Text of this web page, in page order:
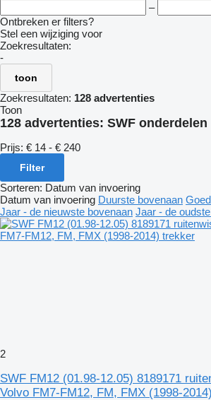
–
Ontbreken er filters?
Stel een wijziging voor
Zoekresultaten:
-
toon
Zoekresultaten: 128 advertenties
Toon
128 advertenties: SWF onderdelen
Prijs: € 14 - € 240
Filter
Sorteren: Datum van invoering
Datum van invoering Duurste bovenaan
Jaar - de nieuwste bovenaan Jaar - de
2
SWF FM12 (01.98-12.05) 8189171
Volvo FM7-FM12, FM, FMX (1998-